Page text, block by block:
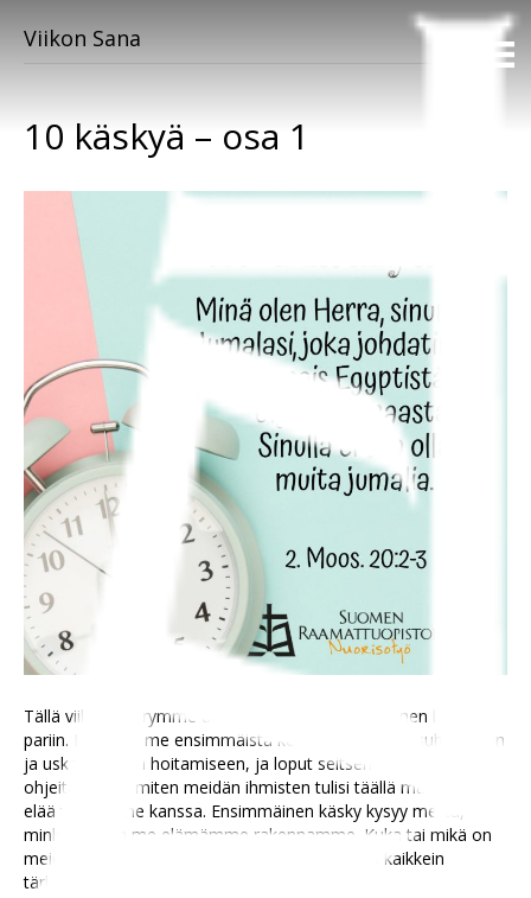
Viikon Sana
10 käskyä – osa 1
Tällä viikolla siirrymme ulkoläksysarjassa Kymmenen käskyn
pariin. Niistä kolme ensimmäistä keskittyvät jumalasuhteeseen
ja uskonelämän hoitamiseen, ja loput seitsemän antavat
ohjeita siihen, miten meidän ihmisten tulisi täällä maan päällä
elää toistemme kanssa. Ensimmäinen käsky kysyy meiltä,
minkä varaan me elämämme rakennamme. Kuka tai mikä on
meidän jumalamme? Mikä on meille elämässä kaikkein
tärkeintä ja mihin turvaamme…